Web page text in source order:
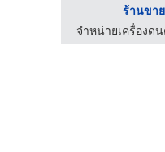
ร้านขา
จำหน่ายเครื่องด